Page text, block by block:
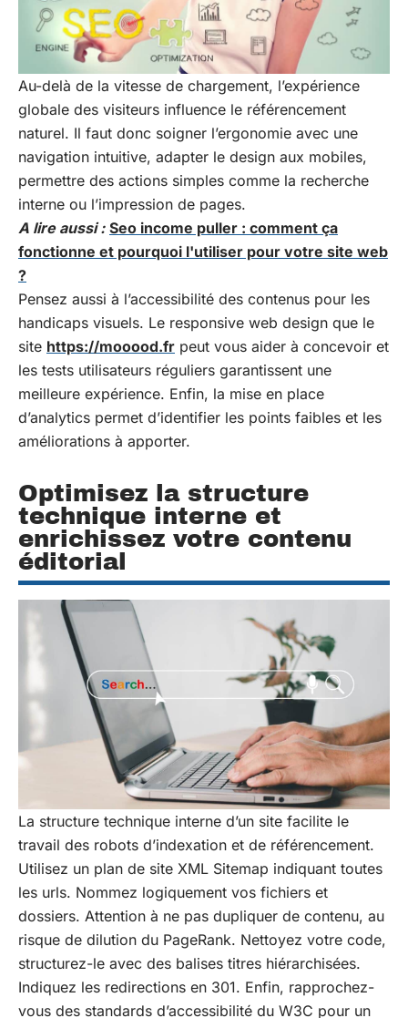
Au-delà de la vitesse de chargement, l’expérience
globale des visiteurs influence le référencement
naturel. Il faut donc soigner l’ergonomie avec une
navigation intuitive, adapter le design aux mobiles,
permettre des actions simples comme la recherche
interne ou l’impression de pages.
A lire aussi : Seo income puller : comment ça
fonctionne et pourquoi l'utiliser pour votre site web
?
Pensez aussi à l’accessibilité des contenus pour les
handicaps visuels. Le responsive web design que le
site https://mooood.fr peut vous aider à concevoir et
les tests utilisateurs réguliers garantissent une
meilleure expérience. Enfin, la mise en place
d’analytics permet d’identifier les points faibles et les
améliorations à apporter.
Optimisez la structure
technique interne et
enrichissez votre contenu
éditorial
La structure technique interne d’un site facilite le
travail des robots d’indexation et de référencement.
Utilisez un plan de site XML Sitemap indiquant toutes
les urls. Nommez logiquement vos fichiers et
dossiers. Attention à ne pas dupliquer de contenu, au
risque de dilution du PageRank. Nettoyez votre code,
structurez-le avec des balises titres hiérarchisées.
Indiquez les redirections en 301. Enfin, rapprochez-
vous des standards d’accessibilité du W3C pour un